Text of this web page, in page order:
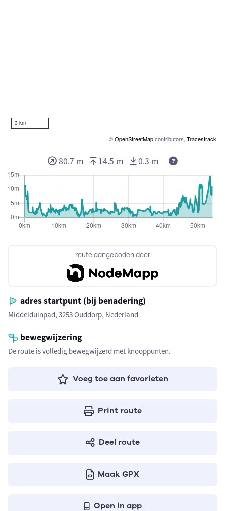
3 km
©OpenStreetMapcontributors, Tracestrack
route aangeboden door
adres startpunt (bij benadering)
Middelduinpad, 3253 Ouddorp, Nederland
bewegwijzering
De route is volledig bewegwijzerd met knooppunten.
Voeg toe aan favorieten
Print route
Deel route
Maak GPX
Open in app
80.7 m 14.5 m 0.3 m Deze